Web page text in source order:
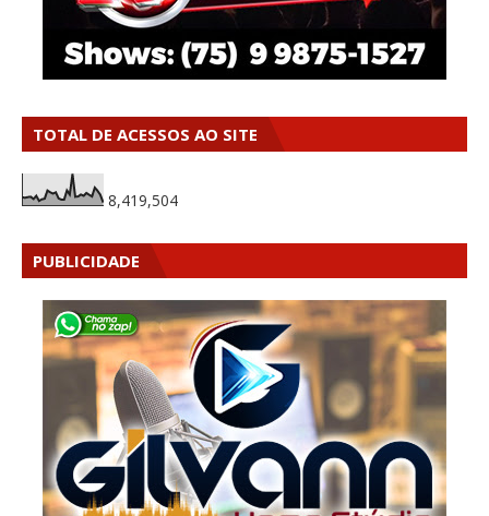
TOTAL DE ACESSOS AO SITE
8,419,504
PUBLICIDADE